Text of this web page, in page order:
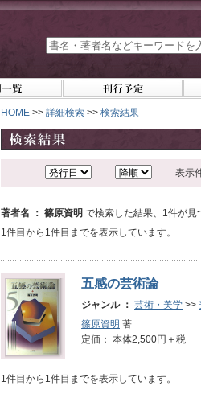
HOME >> 詳細検索 >> 検索結果
表示
著者名 ： 篠原資明 で検索した結果、1件が見
1件目から1件目までを表示しています。
五感の芸術論
ジャンル ： 芸術・美学 >>
篠原資明 著
定価： 本体2,500円＋
1件目から1件目までを表示しています。